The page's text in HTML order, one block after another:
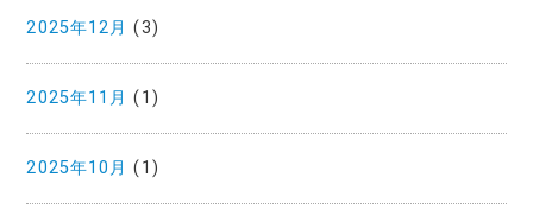
2025年12月 (3)
2025年11月 (1)
2025年10月 (1)